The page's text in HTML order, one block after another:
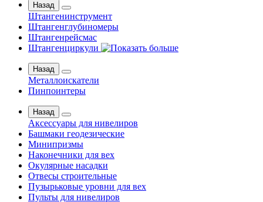
Назад
Штангенинструмент
Штангенглубиномеры
Штангенрейсмас
Штангенциркули
Назад
Металлоискатели
Пинпоинтеры
Назад
Аксессуары для нивелиров
Башмаки геодезические
Минипризмы
Наконечники для вех
Окулярные насадки
Отвесы строительные
Пузырьковые уровни для вех
Пульты для нивелиров